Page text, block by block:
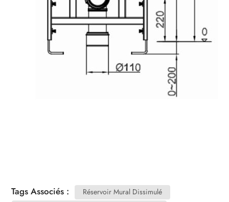
Tags Associés :
Réservoir Mural Dissimulé